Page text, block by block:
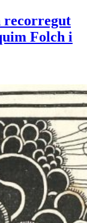
recorregut
Folch i